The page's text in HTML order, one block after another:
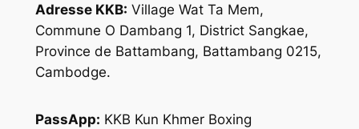
Adresse KKB: Village Wat Ta Mem,
Commune O Dambang 1, District Sangkae,
Province de Battambang, Battambang 0215,
Cambodge.
PassApp: KKB Kun Khmer Boxing